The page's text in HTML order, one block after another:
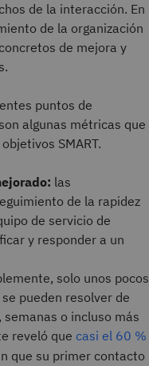
de la interacción. En
de la organización
de mejora y
puntos de
algunas métricas que
SMART.
las
de la rapidez
de servicio de
y responder a un
solo unos pocos
pueden resolver de
o incluso más
reveló que casi el 60 %
que su primer contacto